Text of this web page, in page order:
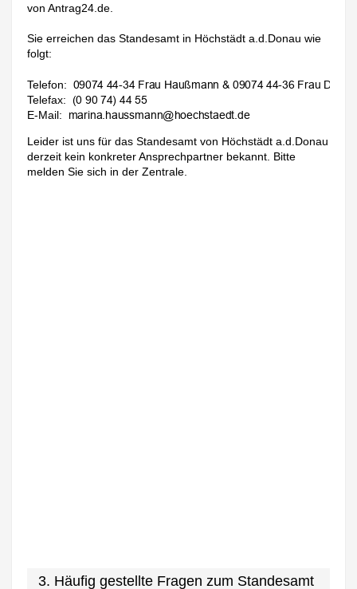
von Antrag24.de.
Sie erreichen das Standesamt in Höchstädt a.d.Donau wie
folgt:
Telefon:
Telefax:
E-Mail:
Leider ist uns für das Standesamt von Höchstädt a.d.Donau
derzeit kein konkreter Ansprechpartner bekannt. Bitte
melden Sie sich in der Zentrale.
3. Häufig gestellte Fragen zum Standesamt